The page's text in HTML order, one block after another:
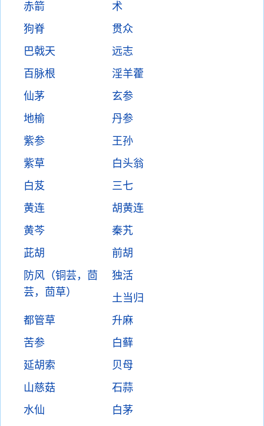
赤箭
术
狗脊
贯众
巴戟天
远志
百脉根
淫羊藿
仙茅
玄参
地榆
丹参
紫参
王孙
紫草
白头翁
白芨
三七
黄连
胡黄连
黄芩
秦艽
茈胡
前胡
防风（铜芸，茴
芸，茴草）
独活
土当归
都管草
升麻
苦参
白藓
延胡索
贝母
山慈菇
石蒜
水仙
白茅